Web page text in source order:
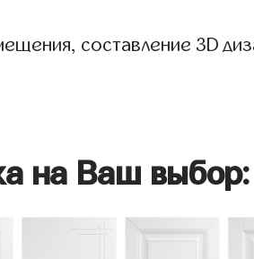
составление 3D
на Ваш выбор: